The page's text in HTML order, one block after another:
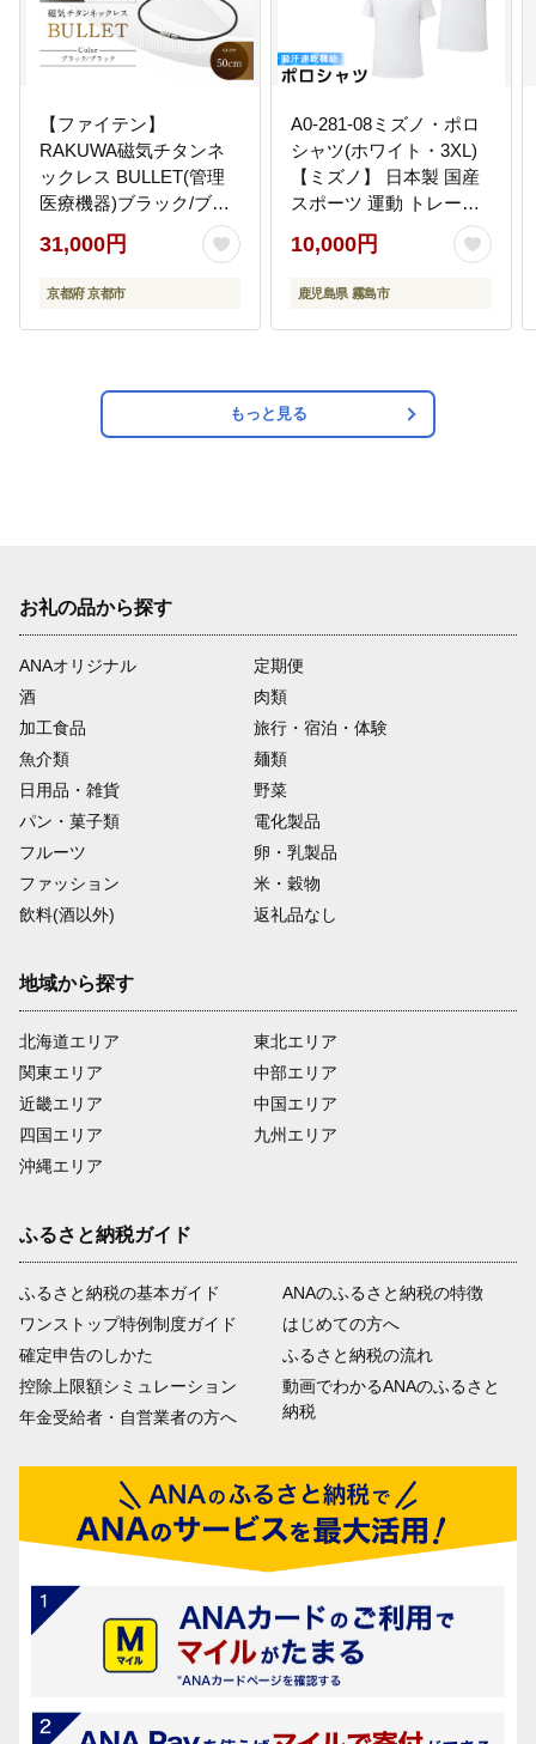
【ファイテン】
RAKUWA磁気チタンネ
ックレス BULLET(管理
医療機器)ブラック/ブラ
ック＜50cm＞｜京都 人
気ブランド ネックレス
［ 京都 phiten 磁気ネッ
りの緩和 rakuwa 健康グ
すめ 健康 スポーツ 運動
日常 お取り寄せ 通販 送
料無料 ふるさと納税 ］
31,000円
京都府 京都市
A0-281-08ミズノ・ポロ
シャツ(ホワイト・3XL)
【ミズノ】 日本製 国産
スポーツ 運動 トレーニ
ング ゴルフ ウエア ウェ
ア 吸汗速乾 ポロシャツ
ランニング デオドラン
10,000円
鹿児島県 霧島市
もっと見る
お礼の品から探す
ANAオリジナル
定期便
酒
肉類
加工食品
旅行・宿泊・体験
魚介類
麺類
日用品・雑貨
野菜
パン・菓子類
電化製品
フルーツ
卵・乳製品
ファッション
米・穀物
飲料(酒以外)
返礼品なし
地域から探す
北海道エリア
関東エリア
近畿エリア
四国エリア
沖縄エリア
東北エリア
中部エリア
中国エリア
九州エリア
ふるさと納税ガイド
ふるさと納税の基本ガイド
ワンストップ特例制度ガイド
確定申告のしかた
控除上限額シミュレーション
年金受給者・自営業者の方へ
ANAのふるさと納税の特徴
はじめての方へ
ふるさと納税の流れ
動画でわかるANAのふるさと
納税